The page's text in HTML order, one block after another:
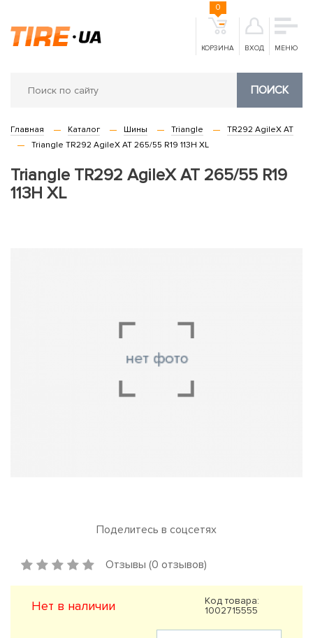
КОРЗИНА
0
ВХОД МЕНЮ
ПОИСК
Главная Каталог Шины Triangle
TR292 AgileX AT
Triangle TR292 AgileX AT 265/55 R19 113H XL
Triangle TR292 AgileX AT 265/55 R19
113H XL
Поделитесь в соцсетях
Отзывы (0 отзывов)
Нет в наличии
Код товара:
1002715555